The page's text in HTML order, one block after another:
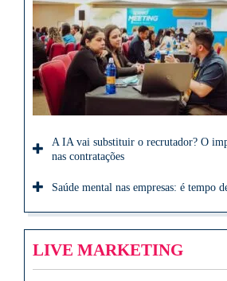
A IA vai substituir o recrutador? O
nas contratações
Saúde mental nas empresas: é tempo
LIVE MARKETING